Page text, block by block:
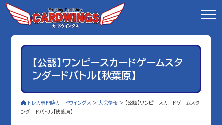
【公認】ワンピースカードゲームスタ
ンダードバトル【秋葉原】
トレカ専門店カードウイングス >大会情報 > 【公認】ワンピースカードゲームスタ
ンダードバトル【秋葉原】